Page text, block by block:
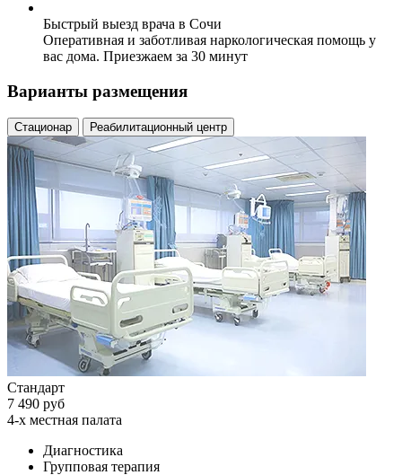
Быстрый выезд врача в Сочи
Оперативная и заботливая наркологическая помощь у
вас дома. Приезжаем за 30 минут
Варианты размещения
Стационар Реабилитационный центр
Стандарт
7 490 руб
4-х местная палата
Диагностика
Групповая терапия